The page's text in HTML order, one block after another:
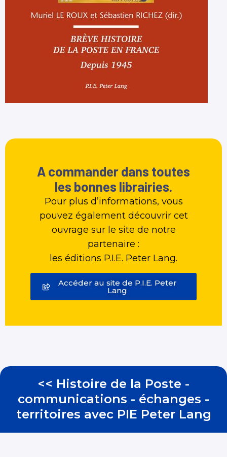
A commander dans toutes
les bonnes librairies.
Pour plus d’informations, vous
pouvez également découvrir cet
ouvrage sur le site de notre
partenaire :
les éditions P.I.E. Peter Lang.
Accéder au site de P.I.E. Peter
Lang
<< Histoire de la Poste -
communications - échanges -
territoires avec PIE Peter Lang